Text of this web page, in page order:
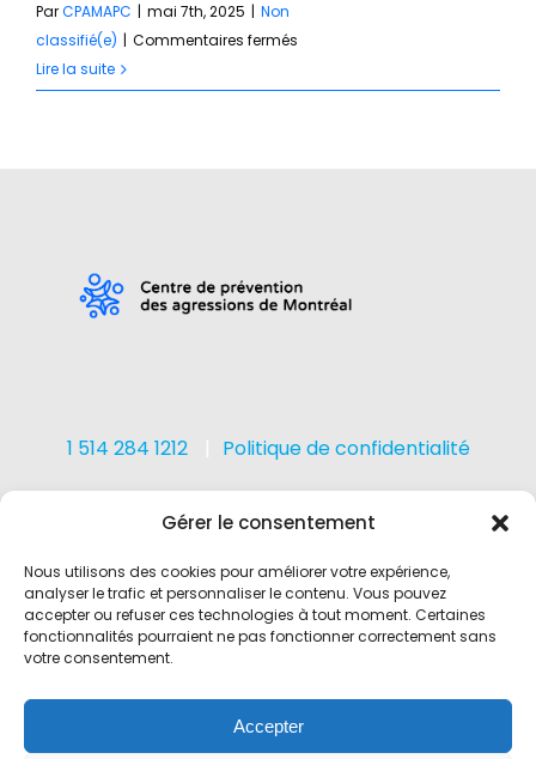
Gérer le consentement
Nous utilisons des cookies pour améliorer votre expérience,
analyser le trafic et personnaliser le contenu. Vous pouvez
accepter ou refuser ces technologies à tout moment. Certaines
fonctionnalités pourraient ne pas fonctionner correctement sans
votre consentement.
Accepter
ParCPAMAPC | mai 7th, 2025 | Non
classifié(e) | Commentaires fermés
nationale
Lire la suite
1 514 284 1212 Politique de confidentialité
Copyright 2023 Centre de prévention des agressions de
EmailTéléphoneFacebookInstagram